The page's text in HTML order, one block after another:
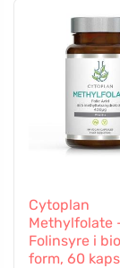
Cytoplan
Methylfolate
Folinsyre i
form, 60